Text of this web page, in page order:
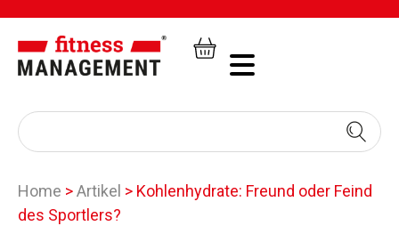
Home >Artikel > Kohlenhydrate: Freund oder Feind
des Sportlers?